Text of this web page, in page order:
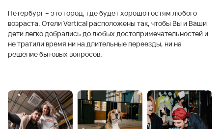
Петербург – это город, где будет хорошо гостям любого
возраста. Отели Vertical расположены так, чтобы Вы и Ваши
дети легко добрались до любых достопримечательностей и
не тратили время ни на длительные переезды, ни на
решение бытовых вопросов.